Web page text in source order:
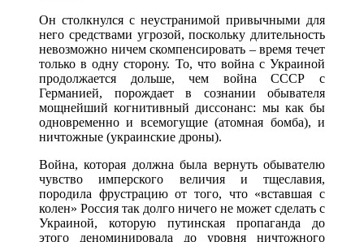
Он столкнулся с неустранимой привычными для
него средствами угрозой, поскольку длительность
невозможно ничем скомпенсировать – время течет
только в одну сторону. То, что война с Украиной
продолжается дольше, чем война СССР с
Германией, порождает в сознании обывателя
мощнейший когнитивный диссонанс: мы как бы
одновременно и всемогущие (атомная бомба), и
ничтожные (украинские дроны).
Война, которая должна была вернуть обывателю
чувство имперского величия и тщеславия,
породила фрустрацию от того, что «вставшая с
колен» Россия так долго ничего не может сделать с
Украиной, которую путинская пропаганда до
этого деноминировала до уровня ничтожного